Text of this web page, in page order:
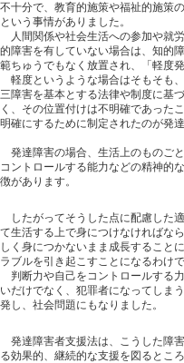
不十分で、教育的施策や福祉的施策
という事情がありました。
人間関係や社会生活への参加や就
的障害を有していない場合は、知的
範ちゅうでもなく放置され、「軽度
軽度というような場合はそもそも
三障害を基本とする法律や制度に基
く、その位置付けは不明確であった
明確にするために制定されたのが発
発達障害の場合、生活上のものご
コントロールする能力などの精神的
徴があります。
したがってそうした点に配慮した
て生活する上で身につけなければな
しく身につかないまま成長すること
ラブルを引き起こすことになるわけで
判断力や自己をコントロールする
いだけでなく、犯罪者になってしま
発し、社会問題にもなりました。
発達障害者支援法は、こうした障
る効果的、継続的な支援を図るとこ